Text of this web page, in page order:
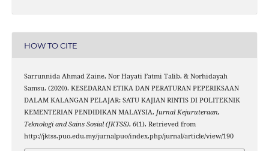
HOW TO CITE
Sarrunnida Ahmad Zaine, Nor Hayati Fatmi Talib, & Norhidayah
Samsu. (2020). KESEDARAN ETIKA DAN PERATURAN PEPERIKSAAN
DALAM KALANGAN PELAJAR: SATU KAJIAN RINTIS DI POLITEKNIK
KEMENTERIAN PENDIDIKAN MALAYSIA. Jurnal Kejuruteraan,
Teknologi and Sains Sosial (JKTSS), 6(1). Retrieved from
http://jktss.puo.edu.my/jurnalpuo/index.php/jurnal/article/view/190